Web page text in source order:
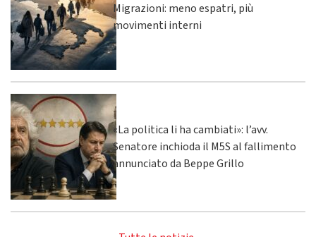
Migrazioni: meno espatri, più
movimenti interni
«La politica li ha cambiati»: l’avv.
Senatore inchioda il M5S al fallimento
annunciato da Beppe Grillo